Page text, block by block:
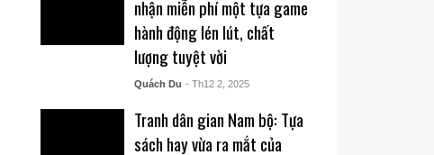
nhận miễn phí một tựa game
hành động lén lút, chất
lượng tuyệt vời
Quách Du - Th12 2, 2025
Tranh dân gian Nam bộ: Tựa
sách hay vừa ra mắt của